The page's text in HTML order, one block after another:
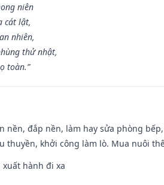
niên
cát lật,
nhiên,
thử nhật,
toàn.”
nền, đắp nền, làm hay sửa phòng
thuyền, khởi công làm lò. Mua nuôi
xuất hành đi xa